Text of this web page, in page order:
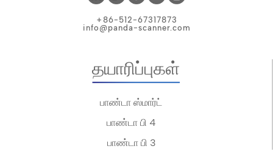
+86-512-67317873
info@panda-scanner.com
தயாரிப்புகள்
பாண்டா ஸ்மார்ட்
பாண்டா பி 4
பாண்டா பி 3